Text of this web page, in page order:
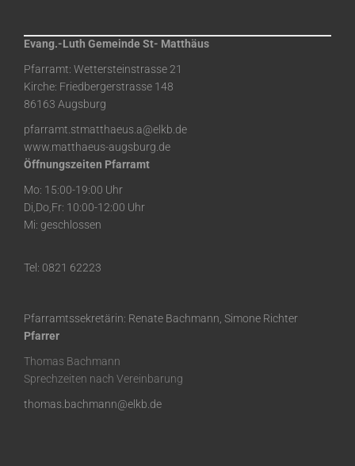
Evang.-Luth Gemeinde St- Matthäus
Pfarramt: Wettersteinstrasse 21
Kirche: Friedbergerstrasse 148
86163 Augsburg
pfarramt.stmatthaeus.a@elkb.de
www.matthaeus-augsburg.de
Öffnungszeiten Pfarramt
Mo: 15:00-19:00 Uhr
Di,Do,Fr: 10:00-12:00 Uhr
Mi: geschlossen
Tel: 0821 62223
Pfarramtssekretärin: Renate Bachmann, Simone Richter
Pfarrer
Thomas Bachmann
Sprechzeiten nach Vereinbarung
thomas.bachmann@elkb.de